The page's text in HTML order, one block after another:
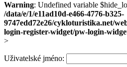
Warning: Undefined variable
/data/e/1/e11ad10d-e466-4776-b325-
9747edd72e26/cykloturistika.net/
login-register-widget/pw-login-
>
Uživatelské jméno: